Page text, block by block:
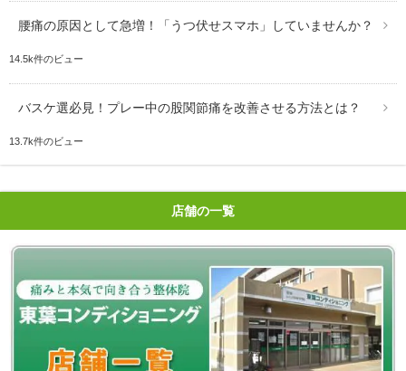
腰痛の原因として急増！「うつ伏せスマホ」していませんか？
14.5k件のビュー
バスケ選必見！プレー中の股関節痛を改善させる方法とは？
13.7k件のビュー
店舗の一覧